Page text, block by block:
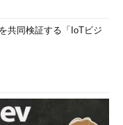
共同検証する「IoTビジ